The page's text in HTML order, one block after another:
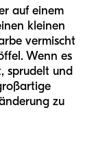
auf einem
kleinen
vermischt
Wenn es
sprudelt und
zu